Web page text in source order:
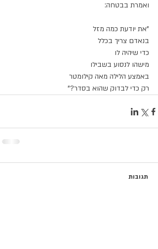
ואמרת בבטחה:
"את יודעת כמה מזל
בנאדם צריך בכלל
כדי שיהיה לו
מישהו לנסוע בשבילו
באמצע הלילה מאה קילומטר
רק כדי לבדוק שהוא בסדר?"
תגובות